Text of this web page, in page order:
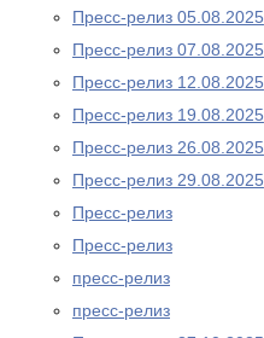
Пресс-релиз 05.08.2025
Пресс-релиз 07.08.2025
Пресс-релиз 12.08.2025
Пресс-релиз 19.08.2025
Пресс-релиз 26.08.2025
Пресс-релиз 29.08.2025
Пресс-релиз
Пресс-релиз
пресс-релиз
пресс-релиз